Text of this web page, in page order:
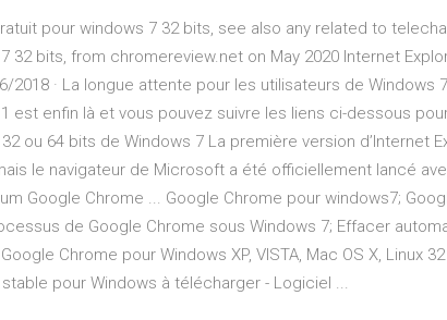
pour windows 7 32 bits, see also any related to
32 bits, from chromereview.net on May 2020 Internet
2018 · La longue attente pour les utilisateurs de Windows
est enfin là et vous pouvez suivre les liens ci-dessous
ou 64 bits de Windows 7 La première version d’Internet
le navigateur de Microsoft a été officiellement lancé
Google Chrome ... Google Chrome pour windows7;
de Google Chrome sous Windows 7; Effacer
Chrome pour Windows XP, VISTA, Mac OS X, Linux
pour Windows à télécharger - Logiciel ...